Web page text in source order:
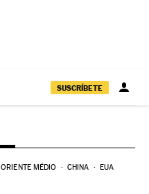
SUSCRÍBETE
ORIENTE MÉDIO CHINA EUA